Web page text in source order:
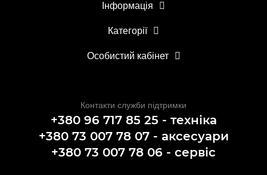
Інформація
Категорії
Особистий кабінет
Контакти служби підтримки
+380 96 717 85 25 - техніка
+380 73 007 78 07 - аксесуари
+380 73 007 78 06 - сервіс